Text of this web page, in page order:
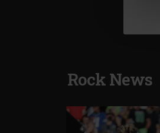
Rock News